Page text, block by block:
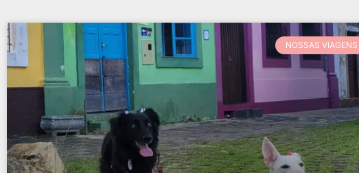
NOSSAS VIAGENS